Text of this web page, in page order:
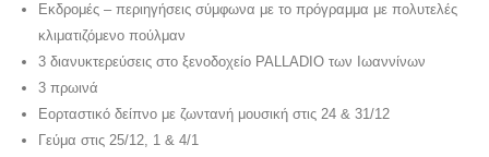
Εκδρομές – περιηγήσεις σύμφωνα με το πρόγραμμα με πολυτελές
κλιματιζόμενο πούλμαν
3 διανυκτερεύσεις στο ξενοδοχείο PALLADIO των Ιωαννίνων
3 πρωινά
Εορταστικό δείπνο με ζωντανή μουσική στις 24 & 31/12
Γεύμα στις 25/12, 1 & 4/1